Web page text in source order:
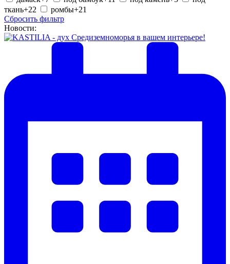
ткань+22 ромбы+21
Сбросить фильтр
Новости: